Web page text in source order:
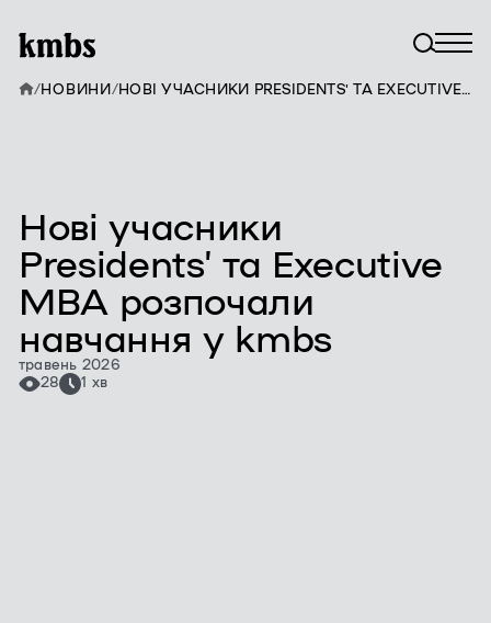
Нові учасники
Presidents’ та Executive
MBA розпочали
навчання у kmbs
травень 2026
28
1 хв
/НОВИНИ/ НОВІ УЧАСНИКИ PRESIDENTS’ ТА EXECUTIVE MBA РОЗПОЧАЛИ НАВЧАННЯ У KMBS